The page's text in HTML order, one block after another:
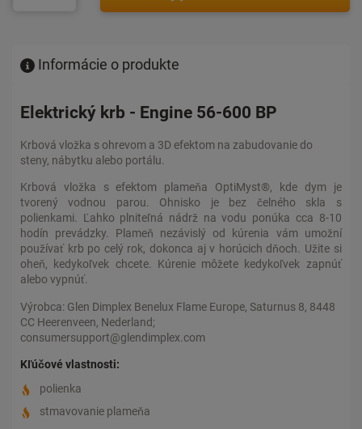
Informácie o produkte
Elektrický krb - Engine 56-600 BP
Krbová vložka s ohrevom a 3D efektom na zabudovanie do
steny, nábytku alebo portálu.
Krbová vložka s efektom plameňa OptiMyst®, kde dym je
tvorený vodnou parou. Ohnisko je bez čelného skla s
polienkami. Ľahko plniteľná nádrž na vodu ponúka cca 8-10
hodín prevádzky. Plameň nezávislý od kúrenia vám umožní
používať krb po celý rok, dokonca aj v horúcich dňoch. Užite si
oheň, kedykoľvek chcete. Kúrenie môžete kedykoľvek zapnúť
alebo vypnúť.
Výrobca: Glen Dimplex Benelux Flame Europe, Saturnus 8, 8448
CC Heerenveen, Nederland;
consumersupport@glendimplex.com
Kľúčové vlastnosti:
polienka
stmavovanie plameňa